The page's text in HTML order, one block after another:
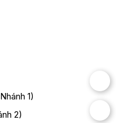
1)
2)